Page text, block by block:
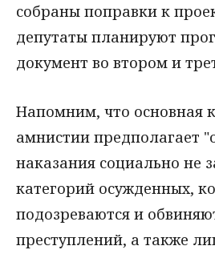
собраны поправки к
депутаты планируют
документ во втором и
Напомним, что основная
амнистии предполагает
наказания социально не
категорий осужденных,
подозреваются и
преступлений, а также